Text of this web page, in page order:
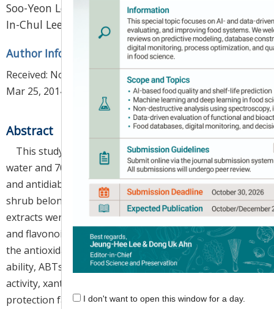
Soo-Yeon Lee Jeung-Hoan Kim1,
In-Chul Lee
Jin-Young Lee1,*
Author Information & Copyright▼
Received: Nov 8, 2013 ; Revised:Feb 25, 2014
Mar 25, 2014
Abstract
This study was carried out to analyze the effects of
water and 70% ethanol extract on the antioxidative
and antidiabetic activities ofSmilax chinaL., a vine
shrub belonging to the lily family. The activities of the
extracts were measured based on the total phenolic
and flavonoid contents and through on the results of
the antioxidant tests, such as the electron-donating
ability, ABTs radical scavenging activities, SOD-like
activity, xanthine oxidase inhibition effect, antioxidant
protection factor (PF), TBARs content and ACE
I don't want to open this window for a day.